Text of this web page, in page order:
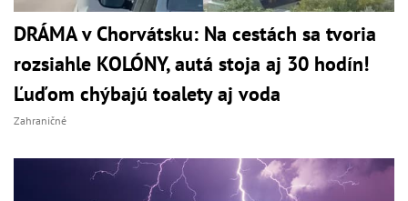
DRÁMA v Chorvátsku: Na cestách sa tvoria
rozsiahle KOLÓNY, autá stoja aj 30 hodín!
Ľuďom chýbajú toalety aj voda
Zahraničné